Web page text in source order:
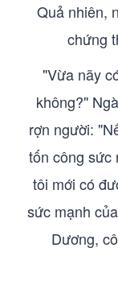
Quả nhiên,
chứng
"Vừa nãy
không?"
rợn người:
tốn công sức
tôi mới có
sức mạnh
Dương,